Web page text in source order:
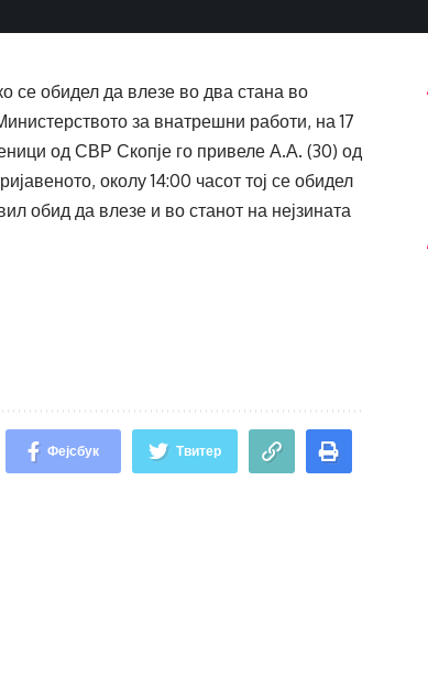
се обидел да влезе во два стана во
за внатрешни работи, на 17
од СВР Скопје го привеле А.А. (30) од
околу 14:00 часот тој се обидел
обид да влезе и во станот на нејзината
Фејсбук Твитер